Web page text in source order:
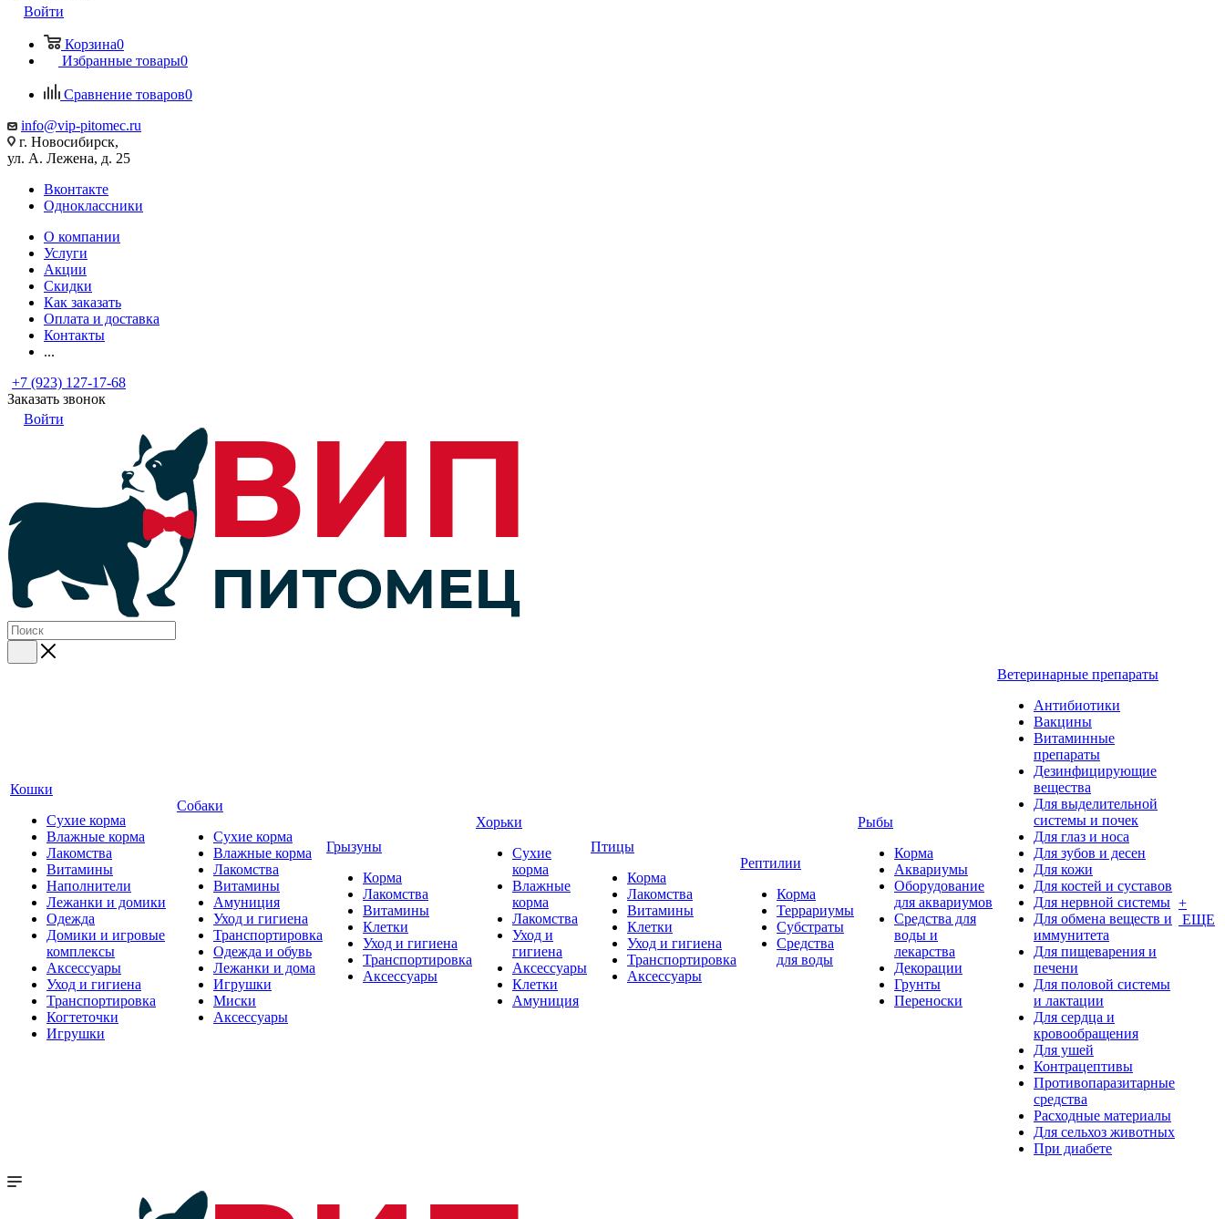
Войти
Корзина0
Избранные товары0
Сравнение товаров0
info@vip-pitomec.ru
г. Новосибирск,
ул. А. Лежена, д. 25
Вконтакте
Одноклассники
О компании
Услуги
Акции
Скидки
Как заказать
Оплата и доставка
Контакты
...
+7 (923) 127-17-68
Заказать звонок
Войти
Кошки
Сухие корма
Влажные корма
Лакомства
Витамины
Наполнители
Лежанки и домики
Одежда
Домики и игровые
комплексы
Аксессуары
Уход и гигиена
Транспортировка
Когтеточки
Игрушки
Собаки
Сухие корма
Влажные корма
Лакомства
Витамины
Амуниция
Уход и гигиена
Транспортировка
Одежда и обувь
Лежанки и дома
Игрушки
Миски
Аксессуары
Грызуны
Корма
Лакомства
Витамины
Клетки
Уход и гигиена
Транспортировка
Аксессуары
Хорьки
Сухие
корма
Влажные
корма
Лакомства
Уход и
гигиена
Аксессуары
Клетки
Амуниция
Птицы
Корма
Лакомства
Витамины
Клетки
Уход и гигиена
Транспортировка
Аксессуары
Рептилии
Корма
Террариумы
Субстраты
Средства
для воды
Рыбы
Корма
Аквариумы
Оборудование
для аквариумов
Средства для
воды и
лекарства
Декорации
Грунты
Переноски
Ветеринарные препараты
Антибиотики
Вакцины
Витаминные
препараты
Дезинфицирующие
вещества
Для выделительной
системы и почек
Для глаз и носа
Для зубов и десен
Для кожи
Для костей и суставов
Для нервной системы
Для обмена веществ и
иммунитета
Для пищеварения и
печени
Для половой системы
и лактации
Для сердца и
кровообращения
Для ушей
Контрацептивы
Противопаразитарные
средства
Расходные материалы
Для сельхоз животных
При диабете
+
ЕЩЕ